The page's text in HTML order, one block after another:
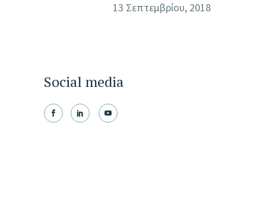
13 Σεπτεμβρίου, 2018
Social media